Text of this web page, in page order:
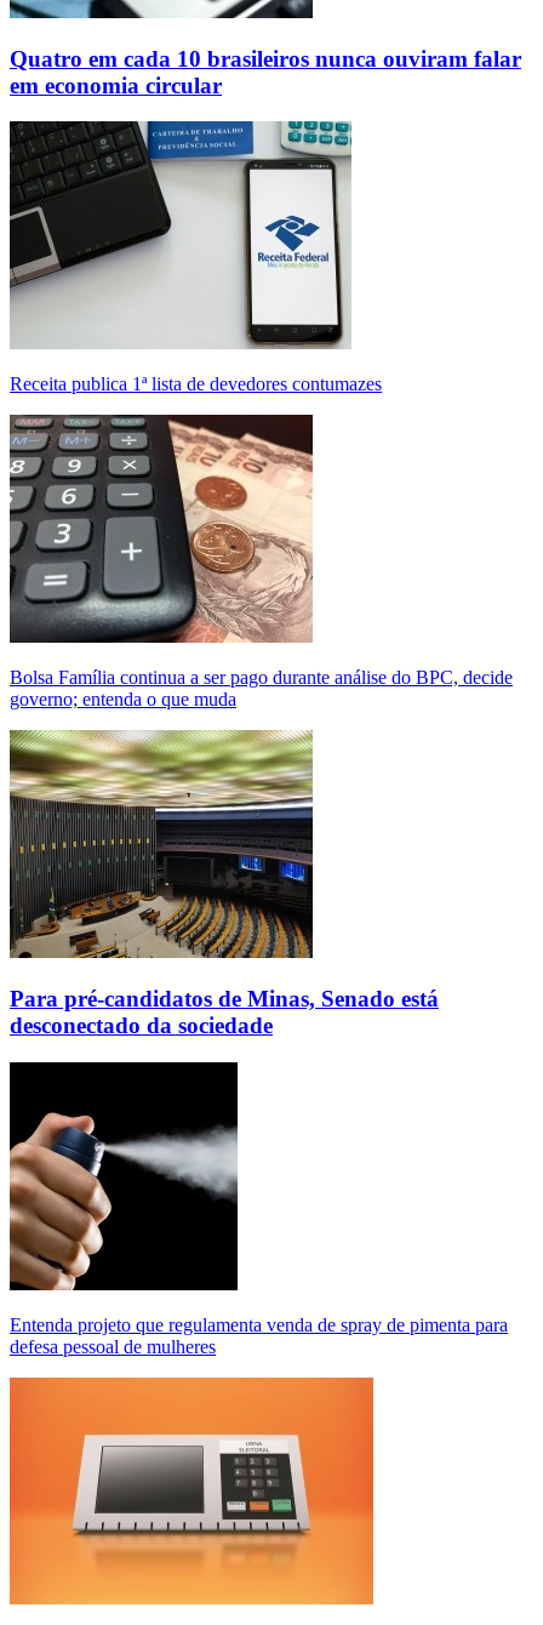
Quatro em cada 10 brasileiros nunca ouviram falar
em economia circular
Receita publica 1ª lista de devedores contumazes
Bolsa Família continua a ser pago durante análise do BPC, decide
governo; entenda o que muda
Para pré-candidatos de Minas, Senado está
desconectado da sociedade
Entenda projeto que regulamenta venda de spray de pimenta para
defesa pessoal de mulheres